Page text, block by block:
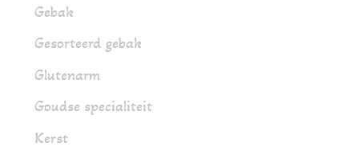
Gebak
Gesorteerd gebak
Glutenarm
Goudse specialiteit
Kerst